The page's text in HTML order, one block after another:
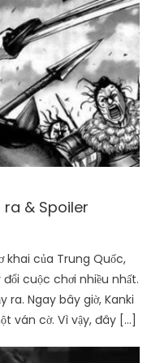
& Spoiler
khai của Trung Quốc,
cuộc chơi nhiều nhất.
ra. Ngay bây giờ, Kanki
ván cờ. Vì vậy, đây […]